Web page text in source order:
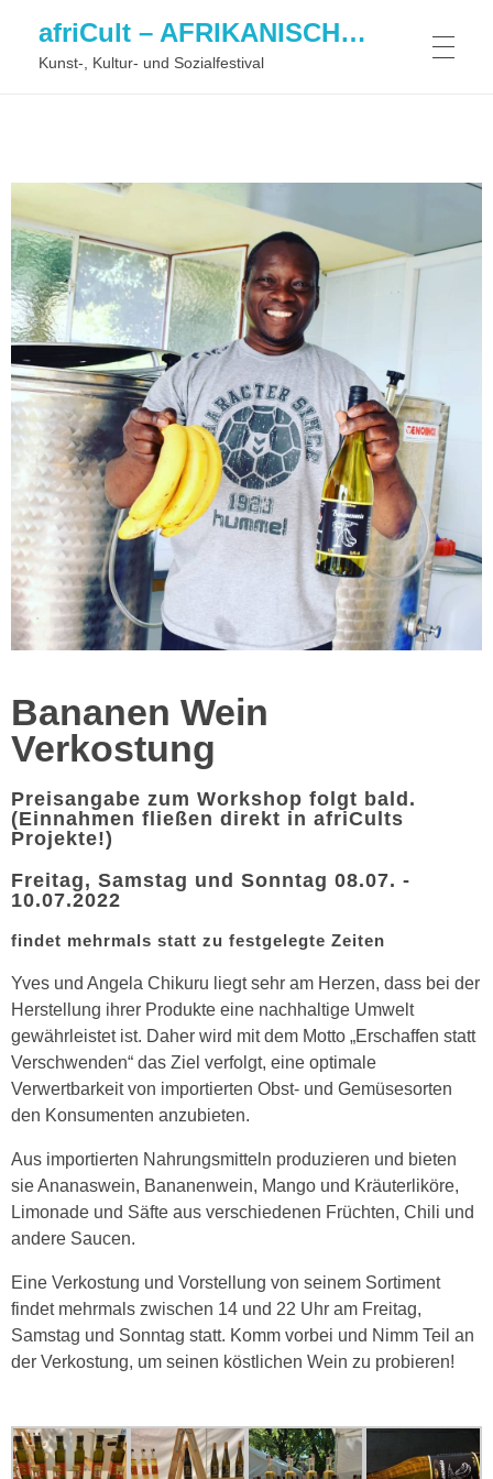
afriCult – AFRIKANISCHES KULTURFESTIVAL
Kunst-, Kultur- und Sozialfestival
RÜCKBLICK
ÜBER UNS
KONTAKT
Bananen Wein
Verkostung
Preisangabe zum Workshop folgt bald.
(Einnahmen fließen direkt in afriCults
Projekte!)
Freitag, Samstag und Sonntag 08.07. -
10.07.2022
findet mehrmals statt zu festgelegte Zeiten
Yves und Angela Chikuru liegt sehr am Herzen, dass bei der
Herstellung ihrer Produkte eine nachhaltige Umwelt
gewährleistet ist. Daher wird mit dem Motto „Erschaffen statt
Verschwenden“ das Ziel verfolgt, eine optimale
Verwertbarkeit von importierten Obst- und Gemüsesorten
den Konsumenten anzubieten.
Aus importierten Nahrungsmitteln produzieren und bieten
sie Ananaswein, Bananenwein, Mango und Kräuterliköre,
Limonade und Säfte aus verschiedenen Früchten, Chili und
andere Saucen.
Eine Verkostung und Vorstellung von seinem Sortiment
findet mehrmals zwischen 14 und 22 Uhr am Freitag,
Samstag und Sonntag statt. Komm vorbei und Nimm Teil an
der Verkostung, um seinen köstlichen Wein zu probieren!